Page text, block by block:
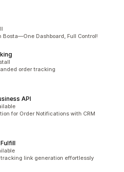
Bosta—One Dashboard, Full Control!
order tracking
API
for Order Notifications with CRM
link generation effortlessly